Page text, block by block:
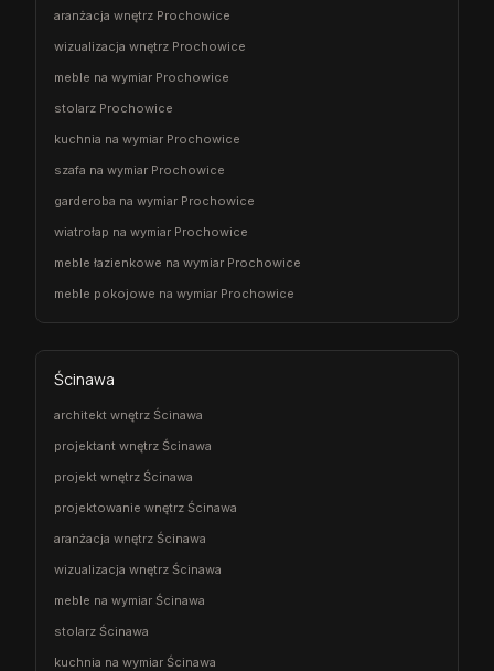
aranżacja wnętrz Prochowice
wizualizacja wnętrz Prochowice
meble na wymiar Prochowice
stolarz Prochowice
kuchnia na wymiar Prochowice
szafa na wymiar Prochowice
garderoba na wymiar Prochowice
wiatrołap na wymiar Prochowice
meble łazienkowe na wymiar Prochowice
meble pokojowe na wymiar Prochowice
Ścinawa
architekt wnętrz Ścinawa
projektant wnętrz Ścinawa
projekt wnętrz Ścinawa
projektowanie wnętrz Ścinawa
aranżacja wnętrz Ścinawa
wizualizacja wnętrz Ścinawa
meble na wymiar Ścinawa
stolarz Ścinawa
kuchnia na wymiar Ścinawa